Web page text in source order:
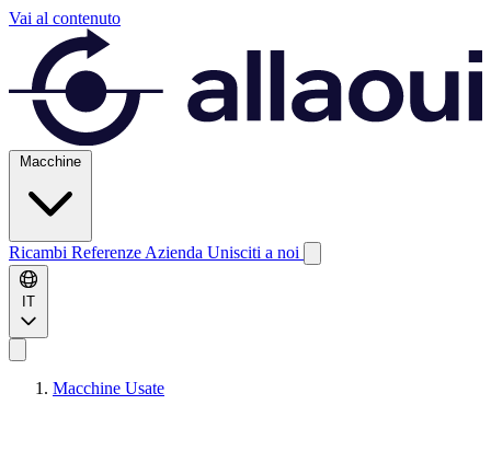
Vai al contenuto
Macchine
Ricambi Referenze Azienda Unisciti a noi
IT
Macchine Usate